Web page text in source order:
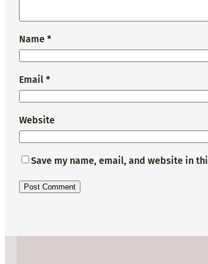
Name *
Email *
Website
Save my name, email, and website in